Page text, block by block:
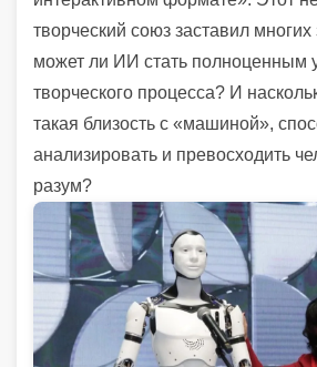
творческий союз заставил многих
может ли ИИ стать полноценным
творческого процесса? И
такая близость с «машиной»,
анализировать и превосходить
разум?